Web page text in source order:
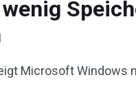
Microsoft Windows